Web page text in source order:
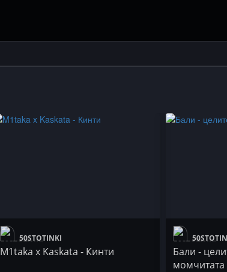
50STOTINKI
M1taka x Kaskata - Кинти
Бали -
момчитата